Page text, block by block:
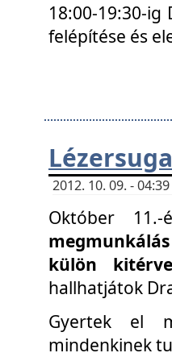
18:00-19:30-
felépítése és
2012. 10. 09. -
Október
külön
hallhatjátok
Gyertek el
mindenkinek